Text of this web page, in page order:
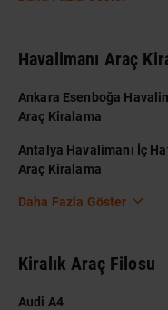
Havalimanı Araç
Ankara Esenboğa
Araç Kiralama
Antalya Havalimanı İç
Araç Kiralama
Daha Fazla Göster
Kiralık Araç Filosu
Audi A4